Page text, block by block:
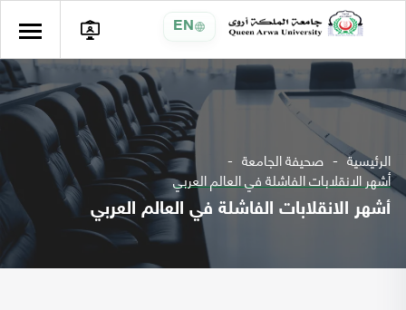
EN
الرئيسية صحيفة الجامعة
أشهر الانقلابات الفاشلة في العالم العربي
أشهر الانقلابات الفاشلة في العالم العربي